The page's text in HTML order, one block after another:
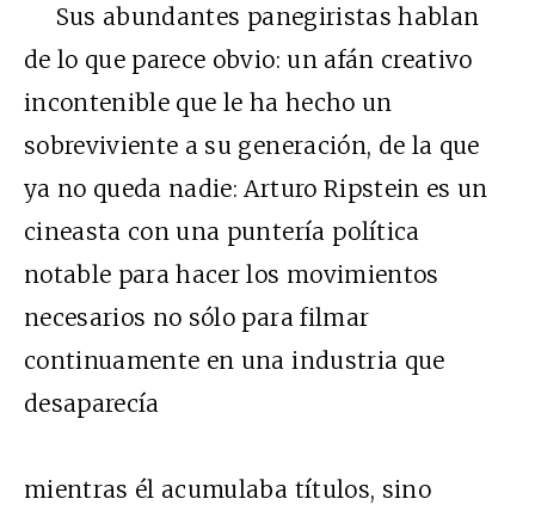
Sus abundantes panegiristas hablan
de lo que parece obvio: un afán creativo
incontenible que le ha hecho un
sobreviviente a su generación, de la que
ya no queda nadie: Arturo Ripstein es un
cineasta con una puntería política
notable para hacer los movimientos
necesarios no sólo para filmar
continuamente en una industria que
desaparecía
mientras él acumulaba títulos, sino